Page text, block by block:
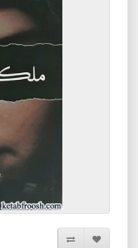
افزودن به لیست دلخواه
مقایسه این محصول